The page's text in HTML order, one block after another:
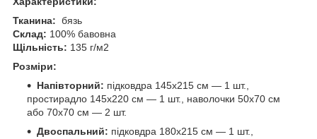
Тканина: бязь
Склад: 100% бавовна
Щільність: 135 г/м2
Розміри:
Напівторний: підковдра 145х215 см — 1 шт.,
простирадло 145х220 см — 1 шт., наволочки 50х70 см
або 70х70 см — 2 шт.
Двоспальний: підковдра 180х215 см — 1 шт.,